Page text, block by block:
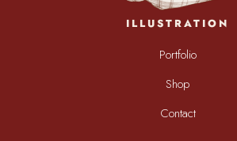
ILLUSTRATION
Portfolio
Shop
Contact